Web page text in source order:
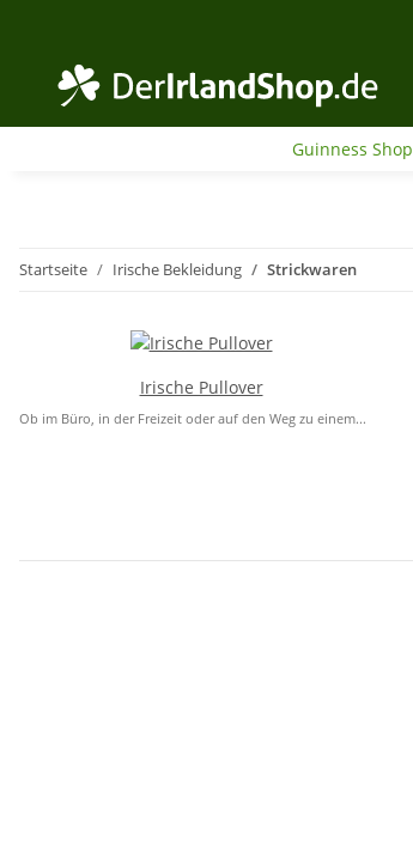
Guinness Shop
Startseite Irische Bekleidung Strickwaren
Irische Pullover
Ob im Büro, in der Freizeit oder auf den Weg zu einem...